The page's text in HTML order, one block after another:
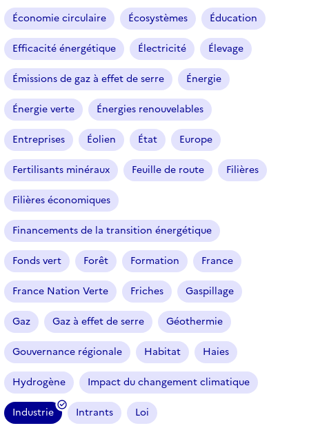
Économie circulaire Écosystèmes Éducation
Efficacité énergétique Électricité Élevage
Émissions de gaz à effet de serre Énergie
Énergie verte Énergies renouvelables
Entreprises Éolien État Europe
Fertilisants minéraux Feuille de route Filières
Filières économiques
Financements de la transition énergétique
Fonds vert Forêt Formation France
France Nation Verte Friches Gaspillage
Gaz Gaz à effet de serre Géothermie
Gouvernance régionale Habitat Haies
Hydrogène Impact du changement climatique
Industrie
( Intrants Loi